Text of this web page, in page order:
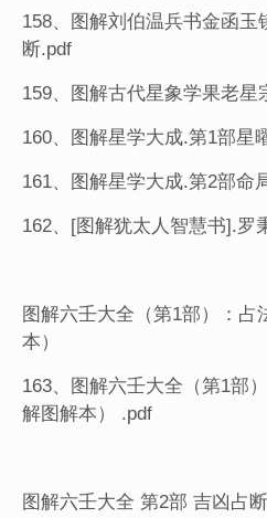
158、图解刘伯温兵书金函玉
断.pdf
159、图解古代星象学果老星
160、图解星学大成.第1部星
161、图解星学大成.第2部命
162、[图解犹太人智慧书].罗
图解六壬大全（第1部）：占
本）
163、图解六壬大全（第1部
解图解本） .pdf
图解六壬大全 第2部 吉凶占